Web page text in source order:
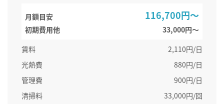
月額目安 116,700円～
初期費用他
33,000円〜
賃料
2,110円/日
光熱費
880円/日
管理費
900円/日
清掃料
33,000円/回